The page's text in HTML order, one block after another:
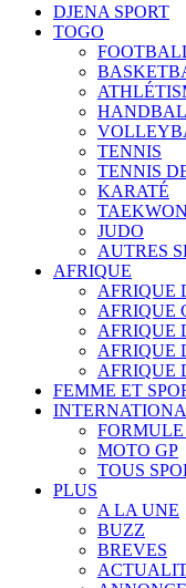
DJENA SPORT
TOGO
TENNIS
TENNIS
KARATÉ
JUDO
AUTRES
AFRIQUE
AFRIQUE
AFRIQUE
AFRIQUE
AFRIQUE
AFRIQUE
FEMME ET
FORMULE
MOTO GP
TOUS
PLUS
A LA UNE
BUZZ
BREVES